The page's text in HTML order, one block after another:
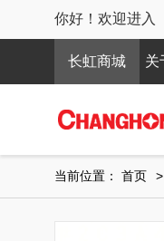
你好！欢迎进入
长虹商城 关
当前位置： 首页 >